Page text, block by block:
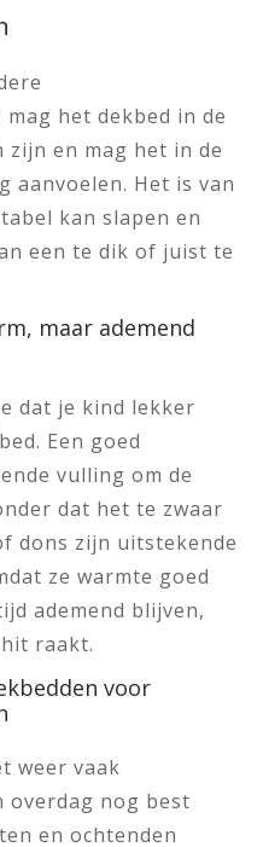
het dekbed in de
en mag het in de
aanvoelen. Het is van
kan slapen en
een te dik of juist te
maar ademend
dat je kind lekker
Een goed
vulling om de
dat het te zwaar
dons zijn uitstekende
ze warmte goed
ademend blijven,
raakt.
voor
weer vaak
overdag nog best
en ochtenden